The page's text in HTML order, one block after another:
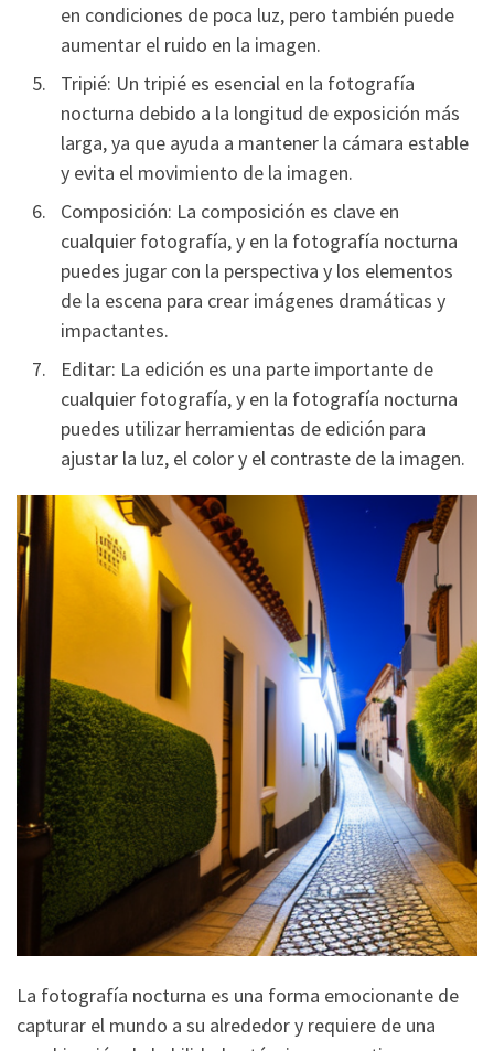
en condiciones de poca luz, pero también puede
aumentar el ruido en la imagen.
Tripié: Un tripié es esencial en la fotografía
nocturna debido a la longitud de exposición más
larga, ya que ayuda a mantener la cámara estable
y evita el movimiento de la imagen.
Composición: La composición es clave en
cualquier fotografía, y en la fotografía nocturna
puedes jugar con la perspectiva y los elementos
de la escena para crear imágenes dramáticas y
impactantes.
Editar: La edición es una parte importante de
cualquier fotografía, y en la fotografía nocturna
puedes utilizar herramientas de edición para
ajustar la luz, el color y el contraste de la imagen.
La fotografía nocturna es una forma emocionante de
capturar el mundo a su alrededor y requiere de una